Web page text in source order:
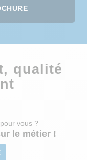
qualité
vous ?
le métier !